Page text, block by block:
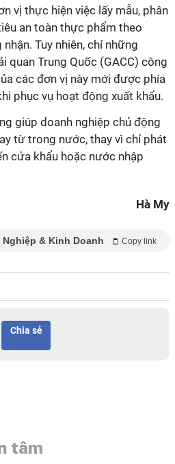
vị thực hiện việc lấy mẫu, phân
an toàn thực phẩm theo
Tuy nhiên, chỉ những
quan Trung Quốc (GACC) công
các đơn vị này mới được phía
phục vụ hoạt động xuất khẩu.
giúp doanh nghiệp chủ động
từ trong nước, thay vì chỉ phát
cửa khẩu hoặc nước nhập
Hà My
Nghiệp & Kinh Doanh Copy link
Chia sẻ
tâm